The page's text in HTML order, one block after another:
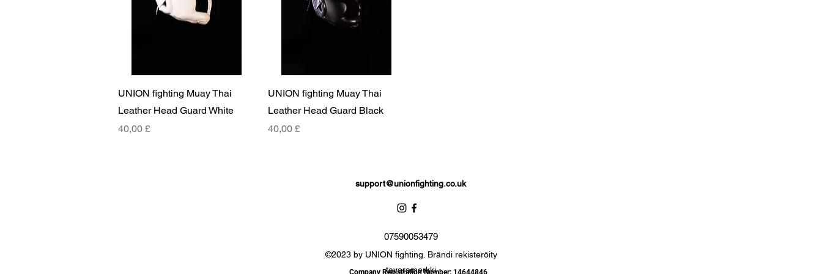
Pikakatselu
UNION fighting Muay Thai
Leather Head Guard White
Hinta
40,00 £
Pikakatselu
UNION fighting Muay Thai
Leather Head Guard Black
Hinta
40,00 £
support@unionfighting.co.uk
07590053479
©2023 by UNION fighting. Brändi rekisteröity
tavaramerkki
Company Registration Number: 14644846